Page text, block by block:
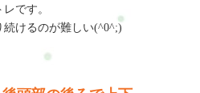
です。
けるのが難しい(^0^;)